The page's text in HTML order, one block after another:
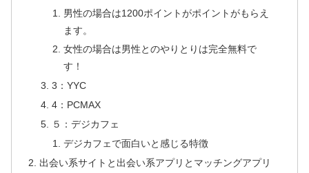
男性の場合は1200ポイントがポイントがもらえ
ます。
女性の場合は男性とのやりとりは完全無料で
す！
3：YYC
4：PCMAX
５：デジカフェ
デジカフェで面白いと感じる特徴
出会い系サイトと出会い系アプリとマッチングアプリ